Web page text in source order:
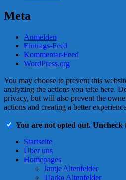
Meta
Anmelden
Eintrags-Feed
Kommentar-Feed
WordPress.org
You may choose to prevent this
analyzing the actions you take here.
privacy, but will also prevent the
actions and creating a better
You are not opted out. Uncheck
Startseite
Über uns
Homepages
Jantje Altenfelder
Tjarko Altenfelder